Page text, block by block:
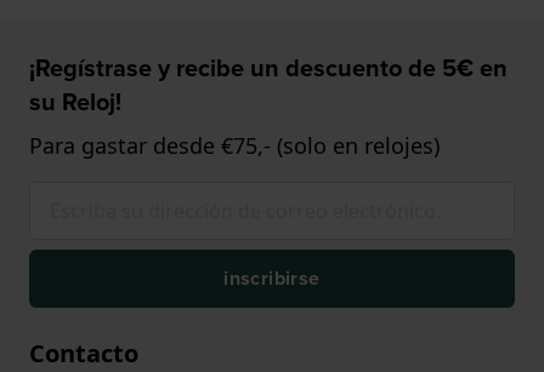
¡Regístrase y recibe un descuento de 5€ en
su Reloj!
Para gastar desde €75,- (solo en relojes)
inscribirse
Contacto